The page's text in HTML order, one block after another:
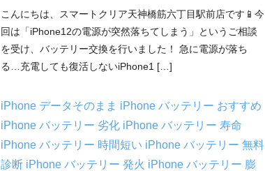
こんにちは、スマートクリア天神橋筋六丁目駅前店です📱今
回は「iPhone12の電源が突然落ちてしまう」というご相談
を受け、バッテリー交換を行いました！ 急に電源が落ち
る…充電しても復活しないiPhone1 […]
iPhone データそのまま iPhone バッテリー おすすめ
iPhone バッテリー 劣化 iPhone バッテリー 寿命
iPhone バッテリー 時間短い iPhone バッテリー 無料
診断 iPhone バッテリー 発火 iPhone バッテリー 膨